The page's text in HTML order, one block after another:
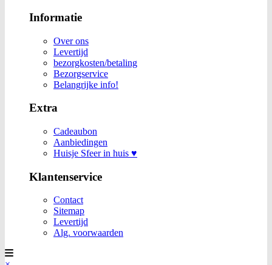
Informatie
Over ons
Levertijd
bezorgkosten/betaling
Bezorgservice
Belangrijke info!
Extra
Cadeaubon
Aanbiedingen
Huisje Sfeer in huis ♥
Klantenservice
Contact
Sitemap
Levertijd
Alg. voorwaarden